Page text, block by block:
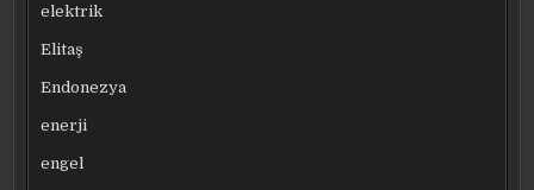
elektrik
Elitaş
Endonezya
enerji
engel